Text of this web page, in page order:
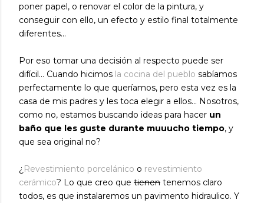
poner papel, o renovar el color de la pintura, y
conseguir con ello, un efecto y estilo final totalmente
diferentes...
Por eso tomar una decisión al respecto puede ser
difícil... Cuando hicimos la cocina del pueblo sabíamos
perfectamente lo que queríamos, pero esta vez es la
casa de mis padres y les toca elegir a ellos... Nosotros,
como no, estamos buscando ideas para hacer un
baño que les guste durante muuucho tiempo, y
que sea original no?
¿ Revestimiento porcelánico o revestimiento
cerámico? Lo que creo que tienen tenemos claro
todos, es que instalaremos un pavimento hidraulico. Y